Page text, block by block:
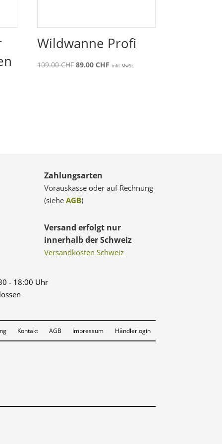
Wildwanne Profi
109.00CHFUrsprünglicher
89.00CHF Aktueller
inkl. MwSt.
Zahlungsarten
Vorauskasse oder auf Rechnung
(sieheAGB)
Versand erfolgt nur
innerhalb der Schweiz
Versandkosten Schweiz
- 18:00 Uhr
Kontakt AGB Impressum Händlerlogin